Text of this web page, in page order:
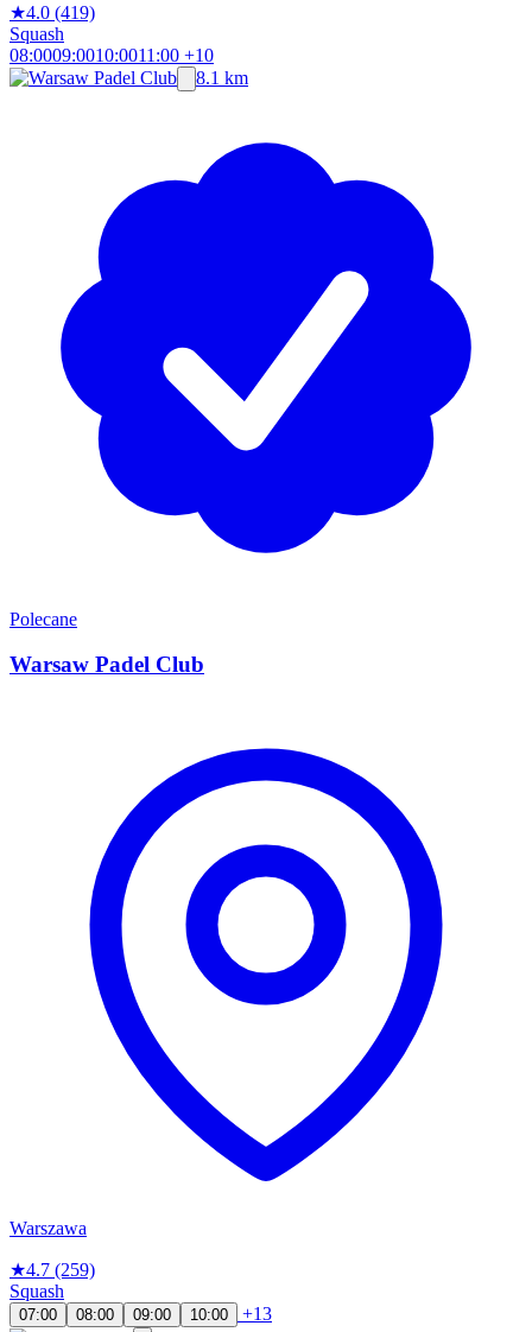
★4.0 (419)
Squash
08:0009:0010:0011:00 +10
8.1 km
Polecane
Warsaw Padel Club
Warszawa
★4.7 (259)
Squash
07:00 08:00 09:00 10:00
+13